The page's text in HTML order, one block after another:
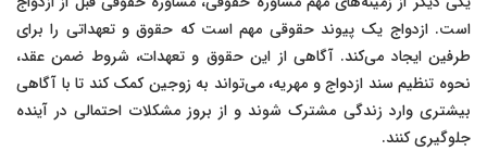
است. ازدواج یک پیوند حقوقی مهم است که حقوق و تعهداتی را برای
طرفین ایجاد می‌کند. آگاهی از این حقوق و تعهدات، شروط ضمن عقد،
نحوه تنظیم سند ازدواج و مهریه، می‌تواند به زوجین کمک کند تا با آگاهی
بیشتری وارد زندگی مشترک شوند و از بروز مشکلات احتمالی در آینده
جلوگیری کنند.